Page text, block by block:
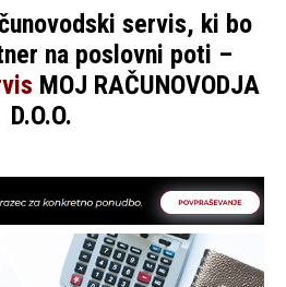
servis, ki bo
na poslovni poti –
MOJ RAČUNOVODJA
D.O.O.